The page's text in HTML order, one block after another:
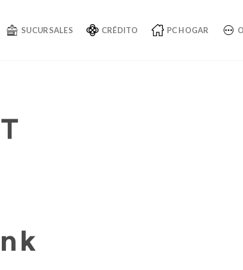
SUCURSALES CRÉDITO PC HOGAR